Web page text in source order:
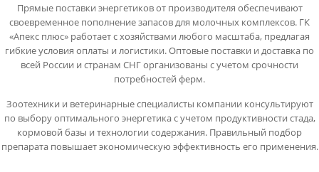
Прямые поставки энергетиков от производителя обеспечивают
своевременное пополнение запасов для молочных комплексов. ГК
«Апекс плюс» работает с хозяйствами любого масштаба, предлагая
гибкие условия оплаты и логистики. Оптовые поставки и доставка по
всей России и странам СНГ организованы с учетом срочности
потребностей ферм.
Зоотехники и ветеринарные специалисты компании консультируют
по выбору оптимального энергетика с учетом продуктивности стада,
кормовой базы и технологии содержания. Правильный подбор
препарата повышает экономическую эффективность его применения.